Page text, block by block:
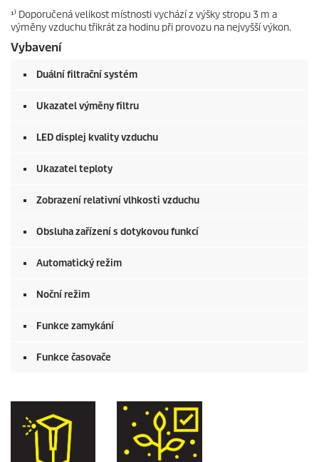
¹⁾ Doporučená velikost místnosti vychází z výšky stropu 3 m a
výměny vzduchu třikrát za hodinu při provozu na nejvyšší výkon.
Vybavení
Duální filtrační systém
Ukazatel výměny filtru
LED displej kvality vzduchu
Ukazatel teploty
Zobrazení relativní vlhkosti vzduchu
Obsluha zařízení s dotykovou funkcí
Automatický režim
Noční režim
Funkce zamykání
Funkce časovače